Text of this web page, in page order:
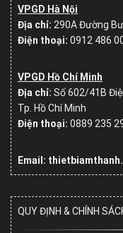
VPGD Hà Nội
Địa chỉ: 290A Đường
Điện thoại: 0912 486
VPGD Hồ Chí Minh
Địa chỉ: Số602/41B
Tp. Hồ Chí Minh
Điện thoại: 0889 235
Email:
QUY ĐỊNH & CHÍNH